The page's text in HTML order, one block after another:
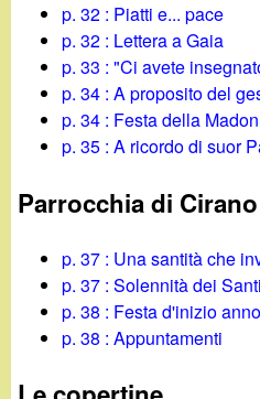
p. 32 : Piatti e... pace
p. 32 : Lettera a Gaia
p. 33 : "Ci avete
p. 34 : A proposito del
p. 34 : Festa della
p. 35 : A ricordo di suor
Parrocchia di Cirano
p. 37 : Una santità che
p. 37 : Solennità dei
p. 38 : Festa d'inizio
p. 38 : Appuntamenti